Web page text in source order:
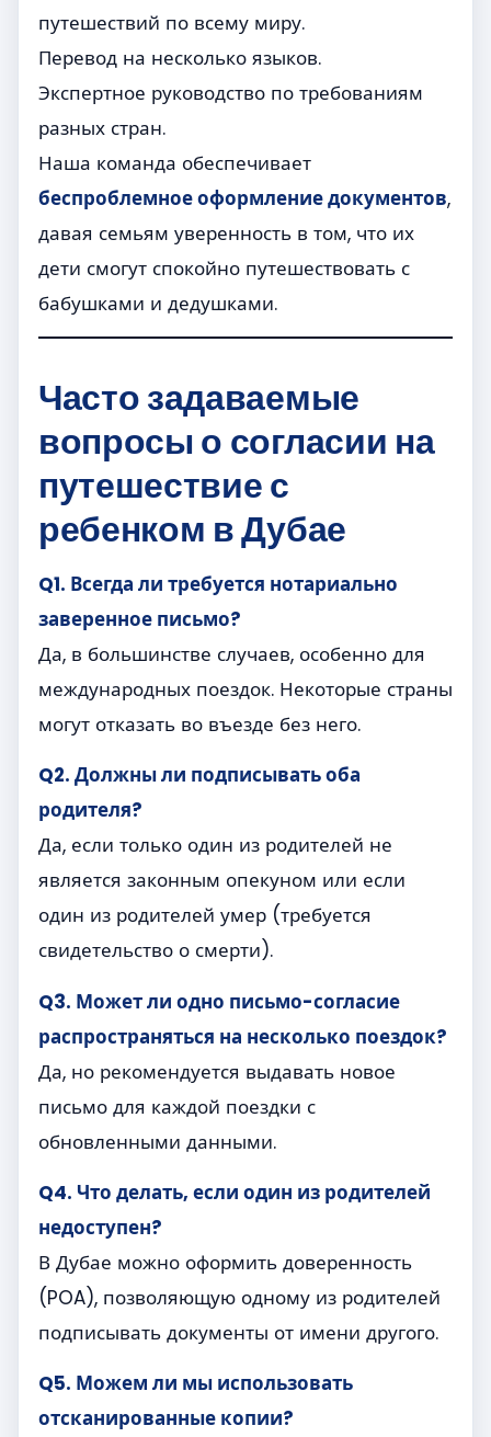
путешествий по всему миру.
Перевод на несколько языков.
Экспертное руководство по требованиям
разных стран.
Наша команда обеспечивает
беспроблемное оформление документов,
давая семьям уверенность в том, что их
дети смогут спокойно путешествовать с
бабушками и дедушками.
Часто задаваемые
вопросы о согласии на
путешествие с
ребенком в Дубае
Q1. Всегда ли требуется нотариально
заверенное письмо?
Да, в большинстве случаев, особенно для
международных поездок. Некоторые страны
могут отказать во въезде без него.
Q2. Должны ли подписывать оба
родителя?
Да, если только один из родителей не
является законным опекуном или если
один из родителей умер (требуется
свидетельство о смерти).
Q3. Может ли одно письмо-согласие
распространяться на несколько поездок?
Да, но рекомендуется выдавать новое
письмо для каждой поездки с
обновленными данными.
Q4. Что делать, если один из родителей
недоступен?
В Дубае можно оформить доверенность
(POA), позволяющую одному из родителей
подписывать документы от имени другого.
Q5. Можем ли мы использовать
отсканированные копии?